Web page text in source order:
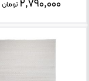
۲,۷۹۰,۰۰۰ تومان